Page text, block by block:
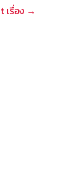
เรื่อง →